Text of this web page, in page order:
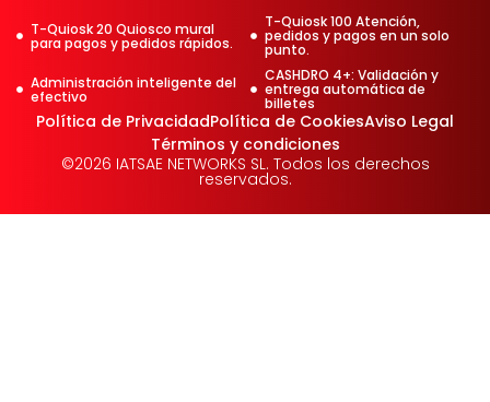
T-Quiosk 20 Quiosco mural
para pagos y pedidos rápidos.
T-Quiosk 100 Atención,
pedidos y pagos en un solo
punto.
Administración inteligente del
efectivo
CASHDRO 4+: Validación y
entrega automática de
billetes
Política de PrivacidadPolítica de CookiesAviso Legal
Términos y condiciones
©2026 IATSAE NETWORKS SL. Todos los derechos
reservados.